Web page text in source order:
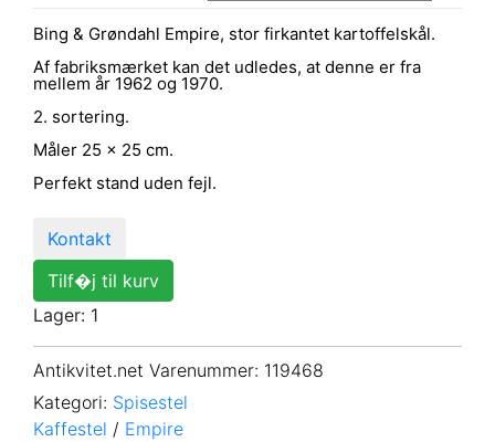
Bing & Grøndahl Empire, stor firkantet kartoffelskål.
Af fabriksmærket kan det udledes, at denne er fra
mellem år 1962 og 1970.
2. sortering.
Måler 25 x 25 cm.
Perfekt stand uden fejl.
Kontakt
Tilf�j til kurv
Lager: 1
Antikvitet.net Varenummer: 119468
Kategori: Spisestel
Kaffestel / Empire